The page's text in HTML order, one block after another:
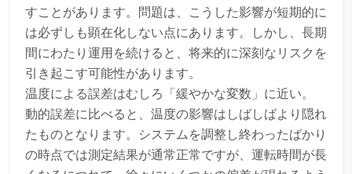
すことがあります。問題は、こうした影響が短期的に
は必ずしも顕在化しない点にあります。しかし、長期
間にわたり運用を続けると、将来的に深刻なリスクを
引き起こす可能性があります。
温度による誤差はむしろ「緩やかな変数」に近い。
動的誤差に比べると、温度の影響はしばしばより隠れ
たものとなります。システムを調整し終わったばかり
の時点では測定結果が通常正常ですが、運転時間が長